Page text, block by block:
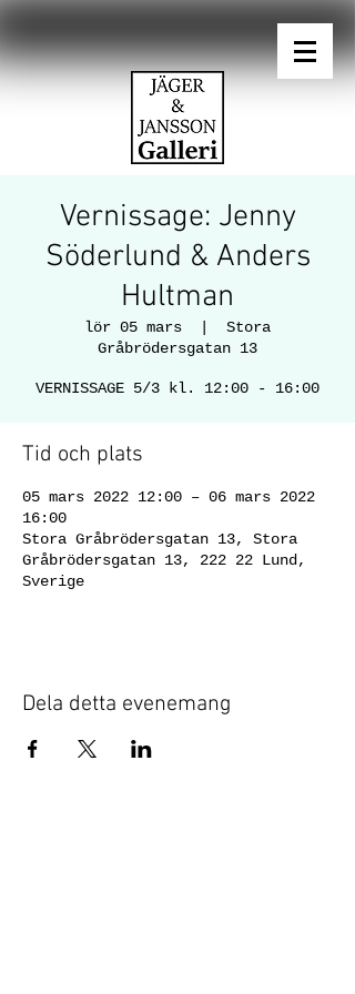
Vernissage: Jenny
Söderlund & Anders
Hultman
lör 05 mars
Stora
Gråbrödersgatan 13
VERNISSAGE 5/3 kl. 12:00 - 16:00
Tid och plats
05 mars 2022 12:00 – 06 mars 2022
16:00
Stora Gråbrödersgatan 13, Stora
Gråbrödersgatan 13, 222 22 Lund,
Sverige
Dela detta evenemang